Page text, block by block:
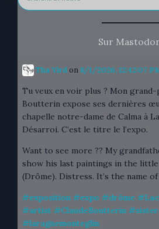
Sur
Tha Yird on 8/1/2026, 12:42:07
Tu veux en voir plus ? Mon grand-
Boutterin expose ses dernières
chapelle notre-dame de Calma à
Désarroi. C’est le titre le l’expo.
Want to see more ?? My
show his last paintings in the
(Drôme). Distress. It’s the name
#exposition #expo #drôme #
#artist #ClaudeBoutterin #
#laragnemonteglin